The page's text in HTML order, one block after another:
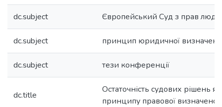
dc.subject Європейський Суд з прав
dc.subject принцип юридичної
dc.subject тези конференції
dc.title
Остаточність судових рішень
принципу правової